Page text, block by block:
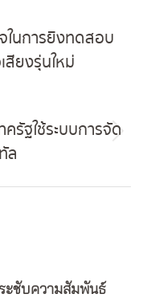
ในการยิงทดสอบ
สียงรุ่นใหม่
รัฐใช้ระบบการจัด
ล
ะชับความสัมพันธ์